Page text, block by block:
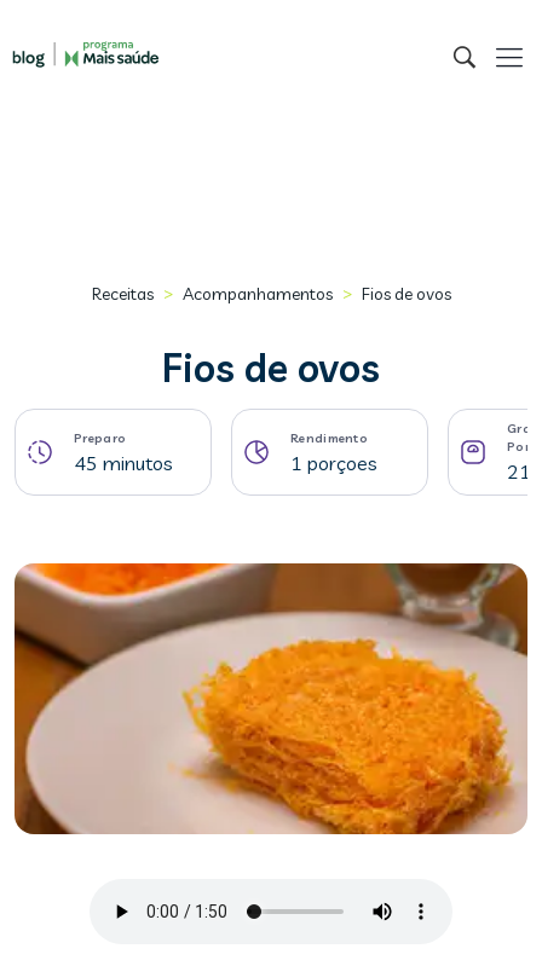
Receitas > Acompanhamentos > Fios de ovos
Fios de ovos
Preparo
45 minutos
Rendimento
1 porçoes